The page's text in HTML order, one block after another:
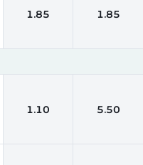
1.85 1.85
1.10 5.50